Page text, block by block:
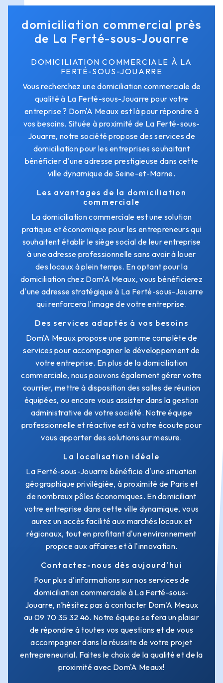
domiciliation commercial près
de La Ferté-sous-Jouarre
DOMICILIATION COMMERCIALE À LA
FERTÉ-SOUS-JOUARRE
Vous recherchez une domiciliation commerciale de
qualité à La Ferté-sous-Jouarre pour votre
entreprise ? Dom'A Meaux est là pour répondre à
vos besoins. Située à proximité de La Ferté-sous-
Jouarre, notre société propose des services de
domiciliation pour les entreprises souhaitant
bénéficier d'une adresse prestigieuse dans cette
ville dynamique de Seine-et-Marne.
Les avantages de la domiciliation
commerciale
La domiciliation commerciale est une solution
pratique et économique pour les entrepreneurs qui
souhaitent établir le siège social de leur entreprise
à une adresse professionnelle sans avoir à louer
des locaux à plein temps. En optant pour la
domiciliation chez Dom'A Meaux, vous bénéficierez
d'une adresse stratégique à La Ferté-sous-Jouarre
qui renforcera l'image de votre entreprise.
Des services adaptés à vos besoins
Dom'A Meaux propose une gamme complète de
services pour accompagner le développement de
votre entreprise. En plus de la domiciliation
commerciale, nous pouvons également gérer votre
courrier, mettre à disposition des salles de réunion
équipées, ou encore vous assister dans la gestion
administrative de votre société. Notre équipe
professionnelle et réactive est à votre écoute pour
vous apporter des solutions sur mesure.
La localisation idéale
La Ferté-sous-Jouarre bénéficie d'une situation
géographique privilégiée, à proximité de Paris et
de nombreux pôles économiques. En domiciliant
votre entreprise dans cette ville dynamique, vous
aurez un accès facilité aux marchés locaux et
régionaux, tout en profitant d'un environnement
propice aux affaires et à l'innovation.
Contactez-nous dès aujourd'hui
Pour plus d'informations sur nos services de
domiciliation commerciale à La Ferté-sous-
Jouarre, n'hésitez pas à contacter Dom'A Meaux
au 09 70 35 32 46. Notre équipe se fera un plaisir
de répondre à toutes vos questions et de vous
accompagner dans la réussite de votre projet
entrepreneurial. Faites le choix de la qualité et de la
proximité avec Dom'A Meaux!